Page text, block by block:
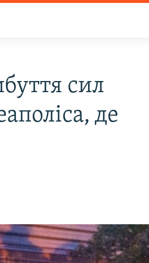
сил
де